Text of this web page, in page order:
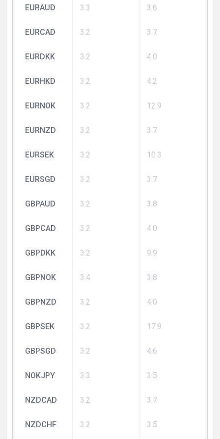
EURAUD 3.3 3.6
EURCAD 3.2 3.7
EURDKK 3.2 4.0
EURHKD 3.2 4.2
EURNOK 3.2 12.9
EURNZD 3.2 3.7
EURSEK 3.2 10.3
EURSGD 3.2 3.7
GBPAUD 3.2 3.8
GBPCAD 3.2 4.0
GBPDKK 3.2 9.9
GBPNOK 3.4 3.8
GBPNZD 3.2 4.0
GBPSEK 3.2 17.9
GBPSGD 3.2 4.6
NOKJPY 3.3 3.5
NZDCAD 3.2 3.7
NZDCHF 3.2 3.5